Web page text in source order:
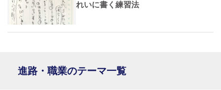
れいに書く練習法
進路・職業のテーマ一覧